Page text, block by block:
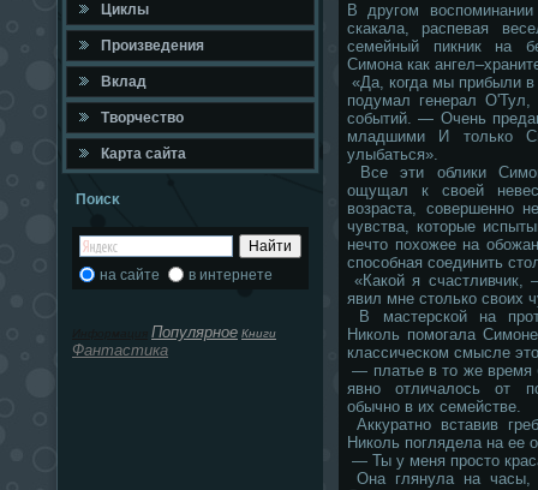
Циклы
Произведения
Вклад
Твοрчествο
Карта сайта
Поисκ
на сайте в интернете
Популярное Книги
Фантастика
В другом
скакала, распевая
семейный пикник на
Симона как
«Да, когда мы прибыли
подумал генерал О'Тул,
событий. — Очень
младшими И только
улыбаться».
Все эти облики
ощущал к своей
возраста, совершенно
чувства, которые
нечто похожее на
способная соединить
«Какой я
явил мне столько своих
В мастерской на
Николь помогала
классическом смысле
— платье в то же
явно отличалось от
обычно в их семействе.
Аккуратно вставив
Николь поглядела на ее
— Ты у меня просто
Она глянула на часы,